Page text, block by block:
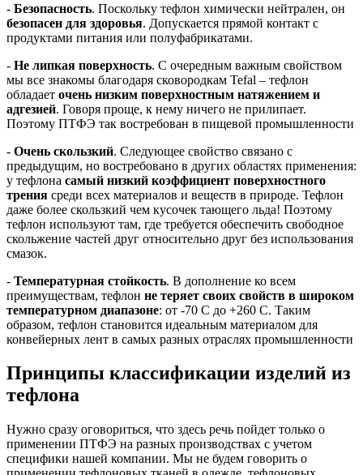
- Безопасность. Поскольку тефлон химически нейтрален, он
безопасен для здоровья. Допускается прямой контакт с
продуктами питания или полуфабрикатами.
- Не липкая поверхность. С очередным важным свойством
мы все знакомы благодаря сковородкам Tefal – тефлон
обладает очень низким поверхностным натяжением и
адгезией. Говоря проще, к нему ничего не прилипает.
Поэтому ПТФЭ так востребован в пищевой промышленности
- Очень скользкий. Следующее свойство связано с
предыдущим, но востребовано в других областях применения:
у тефлона самый низкий коэффициент поверхностного
трения среди всех материалов и веществ в природе. Тефлон
даже более скользкий чем кусочек тающего льда! Поэтому
тефлон используют там, где требуется обеспечить свободное
скольжение частей друг относительно друг без использования
смазок.
- Температурная стойкость. В дополнение ко всем
преимуществам, тефлон не теряет своих свойств в широком
температурном диапазоне: от -70 С до +260 С. Таким
образом, тефлон становится идеальным материалом для
конвейерных лент в самых разных отраслях промышленности
Принципы классификации изделий из
тефлона
Нужно сразу оговориться, что здесь речь пойдет только о
применении ПТФЭ на разных производствах с учетом
специфики нашей компании. Мы не будем говорить о